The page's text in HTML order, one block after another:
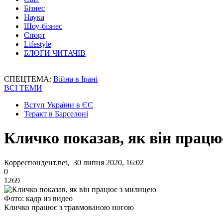
Бізнес
Наука
Шоу-бізнес
Спорт
Lifestyle
БЛОГИ ЧИТАЧІВ
СПЕЦТЕМА: Війна в Ірані
ВСІ ТЕМИ
Вступ України в ЄС
Теракт в Барселоні
Кличко показав, як він
Корреспондент.net, 30 липня 2020, 16:02
0
1269
Фото: кадр из видео
Кличко працює з травмованою ногою